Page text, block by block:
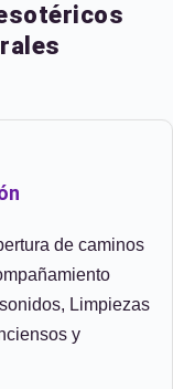
de caminos
Limpiezas
y